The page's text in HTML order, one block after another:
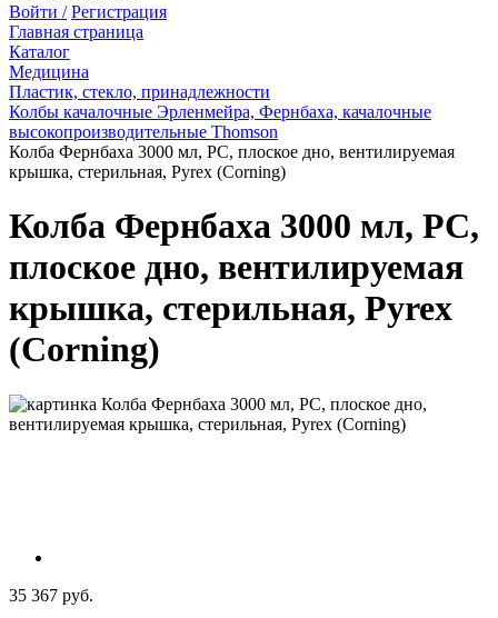
Войти / Регистрация
Главная страница
Каталог
Медицина
Пластик, стекло, принадлежности
Колбы качалочные Эрленмейра, Фернбаха, качалочные
высокопроизводительные Thomson
Колба Фернбаха 3000 мл, PC, плоское дно, вентилируемая
крышка, стерильная, Pyrex (Corning)
Колба Фернбаха 3000 мл, PC,
плоское дно, вентилируемая
крышка, стерильная, Pyrex
(Corning)
35 367 руб.